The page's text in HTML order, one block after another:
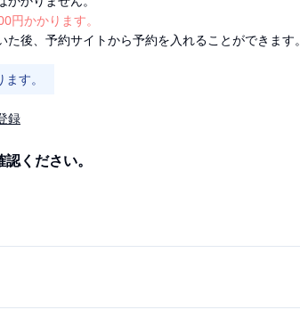
かかります。
後、予約サイトから予約を入れることができます。
す。
録
ください。